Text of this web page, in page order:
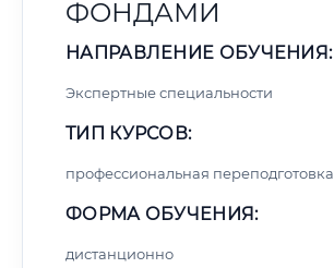
ФОНДАМИ
НАПРАВЛЕНИЕ ОБУЧЕНИЯ:
Экспертные специальности
ТИП КУРСОВ:
профессиональная переподготовка
ФОРМА ОБУЧЕНИЯ:
дистанционно